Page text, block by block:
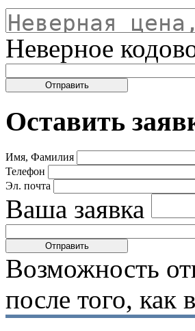
Неверное
Оставить
Имя, Фамилия
Телефон
Эл. почта
Ваша заявка
Возможность
после того, как